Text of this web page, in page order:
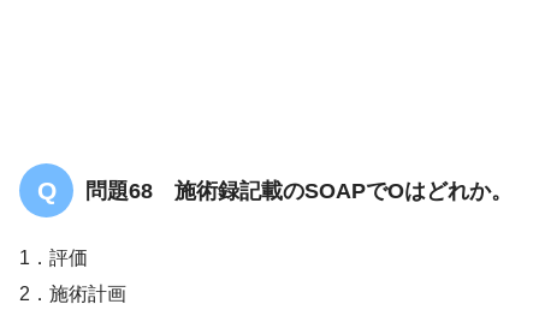
問題68 施術録記載のSOAPでOはどれか。
1．評価
2．施術計画